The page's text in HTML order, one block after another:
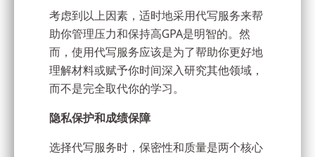
考虑到以上因素，适时地采用代写服务来帮
助你管理压力和保持高GPA是明智的。然
而，使用代写服务应该是为了帮助你更好地
理解材料或赋予你时间深入研究其他领域，
而不是完全取代你的学习。
隐私保护和成绩保障
选择代写服务时，保密性和质量是两个核心